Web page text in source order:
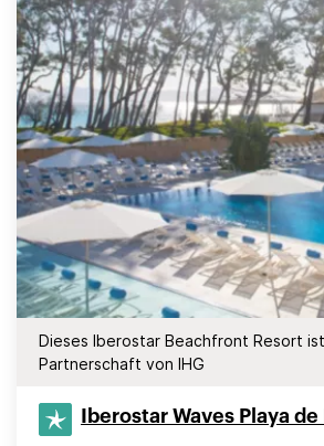
Dieses Iberostar Beachfront Resort
Partnerschaft von IHG
Iberostar Waves Playa